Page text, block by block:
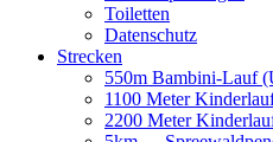
Toiletten
Datenschutz
Strecken
550m Bambini-Lauf
1100 Meter
2200 Meter